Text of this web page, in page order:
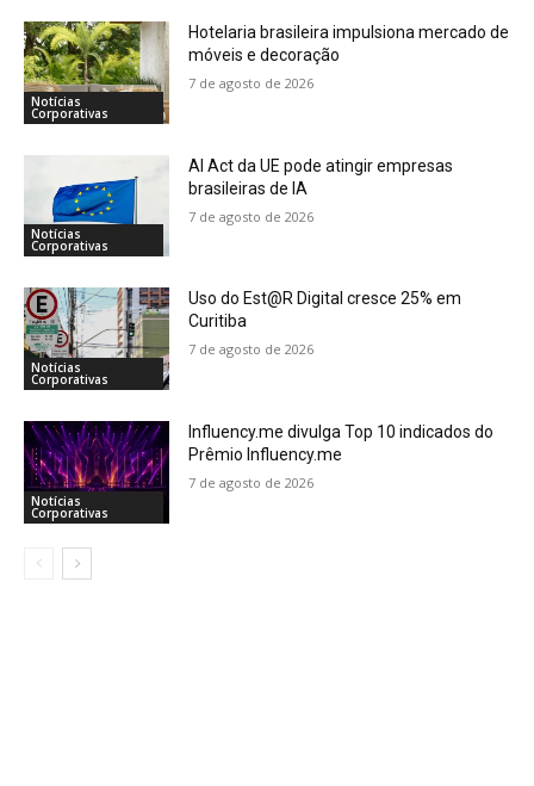
Notícias
Corporativas
Hotelaria brasileira impulsiona mercado de
móveis e decoração
7 de agosto de 2026
Notícias
Corporativas
AI Act da UE pode atingir empresas
brasileiras de IA
7 de agosto de 2026
Notícias
Corporativas
Uso do Est@R Digital cresce 25% em
Curitiba
7 de agosto de 2026
Notícias
Corporativas
Influency.me divulga Top 10 indicados do
Prêmio Influency.me
7 de agosto de 2026